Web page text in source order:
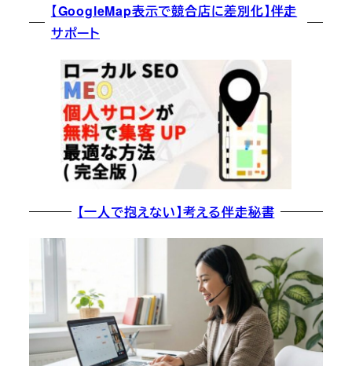
【GoogleMap表示で競合店に差別化】伴走
サポート
【一人で抱えない】考える伴走秘書